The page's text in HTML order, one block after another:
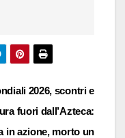
2026, scontri e
fuori dall’Azteca:
in azione, morto un